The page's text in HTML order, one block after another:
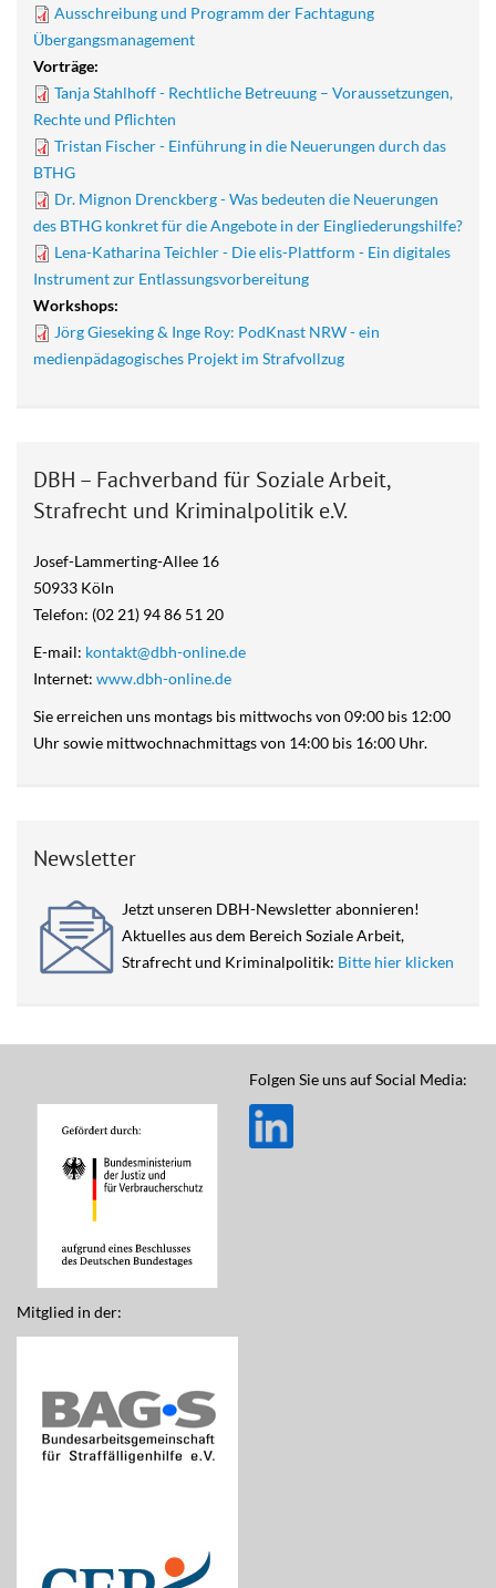
Ausschreibung und Programm der Fachtagung
Übergangsmanagement
Vorträge:
Tanja Stahlhoff - Rechtliche Betreuung – Voraussetzungen,
Rechte und Pflichten
Tristan Fischer - Einführung in die Neuerungen durch das
BTHG
Dr. Mignon Drenckberg - Was bedeuten die Neuerungen
des BTHG konkret für die Angebote in der Eingliederungshilfe?
Lena-Katharina Teichler - Die elis-Plattform - Ein digitales
Instrument zur Entlassungsvorbereitung
Workshops:
Jörg Gieseking & Inge Roy: PodKnast NRW - ein
medienpädagogisches Projekt im Strafvollzug
DBH – Fachverband für Soziale Arbeit,
Strafrecht und Kriminalpolitik e.V.
Josef-Lammerting-Allee 16
50933 Köln
Telefon: (02 21) 94 86 51 20
E-mail: kontakt@dbh-online.de
Internet: www.dbh-online.de
Sie erreichen uns montags bis mittwochs von 09:00 bis 12:00
Uhr sowie mittwochnachmittags von 14:00 bis 16:00 Uhr.
Newsletter
Jetzt unseren DBH-Newsletter abonnieren!
Aktuelles aus dem Bereich Soziale Arbeit,
Strafrecht und Kriminalpolitik: Bitte hier klicken
Mitglied in der:
Folgen Sie uns auf Social Media: